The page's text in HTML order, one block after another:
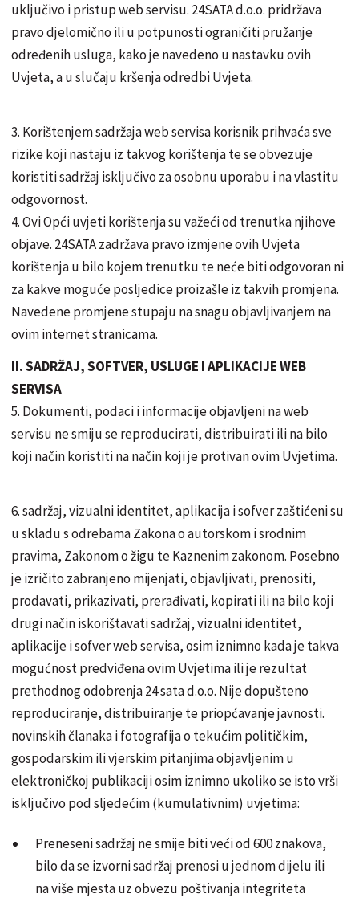
uključivo i pristup web servisu. 24SATA d.o.o. pridržava
pravo djelomično ili u potpunosti ograničiti pružanje
određenih usluga, kako je navedeno u nastavku ovih
Uvjeta, a u slučaju kršenja odredbi Uvjeta.
3. Korištenjem sadržaja web servisa korisnik prihvaća sve
rizike koji nastaju iz takvog korištenja te se obvezuje
koristiti sadržaj isključivo za osobnu uporabu i na vlastitu
odgovornost.
4. Ovi Opći uvjeti korištenja su važeći od trenutka njihove
objave. 24SATA zadržava pravo izmjene ovih Uvjeta
korištenja u bilo kojem trenutku te neće biti odgovoran ni
za kakve moguće posljedice proizašle iz takvih promjena.
Navedene promjene stupaju na snagu objavljivanjem na
ovim internet stranicama.
II. SADRŽAJ, SOFTVER, USLUGE I APLIKACIJE WEB
SERVISA
5. Dokumenti, podaci i informacije objavljeni na web
servisu ne smiju se reproducirati, distribuirati ili na bilo
koji način koristiti na način koji je protivan ovim Uvjetima.
6. sadržaj, vizualni identitet, aplikacija i sofver zaštićeni su
u skladu s odrebama Zakona o autorskom i srodnim
pravima, Zakonom o žigu te Kaznenim zakonom. Posebno
je izričito zabranjeno mijenjati, objavljivati, prenositi,
prodavati, prikazivati, prerađivati, kopirati ili na bilo koji
drugi način iskorištavati sadržaj, vizualni identitet,
aplikacije i sofver web servisa, osim iznimno kada je takva
mogućnost predviđena ovim Uvjetima ili je rezultat
prethodnog odobrenja 24 sata d.o.o. Nije dopušteno
reproduciranje, distribuiranje te priopćavanje javnosti.
novinskih članaka i fotografija o tekućim političkim,
gospodarskim ili vjerskim pitanjima objavljenim u
elektroničkoj publikaciji osim iznimno ukoliko se isto vrši
isključivo pod sljedećim (kumulativnim) uvjetima:
Preneseni sadržaj ne smije biti veći od 600 znakova,
bilo da se izvorni sadržaj prenosi u jednom dijelu ili
na više mjesta uz obvezu poštivanja integriteta